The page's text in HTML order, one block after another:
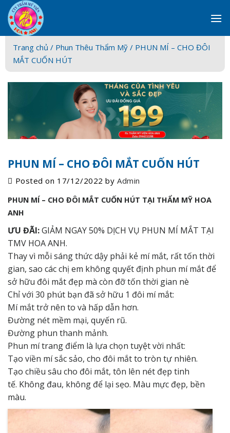
Skip
to
content
Trang chủ / Phun Thêu Thẩm Mỹ/ PHUN MÍ – CHO ĐÔI
MẮT CUỐN HÚT
PHUN MÍ – CHO ĐÔI MẮT CUỐN HÚT
Posted on 17/12/2022 byAdmin
PHUN MÍ – CHO ĐÔI MẮT CUỐN HÚT TẠI THẨM MỸ HOA
ANH
ƯU ĐÃI:GIẢM NGAY 50% DỊCH VỤ PHUN MÍ MẮT TẠI
TMV HOA ANH.
Thay vì mỗi sáng thức dậy phải kẻ mí mắt, rất tốn thời
gian, sao các chị em không quyết định phun mí mắt để
sở hữu đôi mắt đẹp mà còn đỡ tốn thời gian nè
Chỉ với 30 phút bạn đã sở hữu 1 đôi mí mắt:
Mí mắt trở nên to và hấp dẫn hơn.
Đường nét mềm mại, quyến rũ.
Đường phun thanh mảnh.
Phun mí trang điểm là lựa chọn tuyệt vời nhất:
Tạo viền mí sắc sảo, cho đôi mắt to tròn tự nhiên.
Tạo chiều sâu cho đôi mắt, tôn lên nét đẹp tinh
tế. Không đau, không để lại sẹo. Màu mực đẹp, bền
màu.